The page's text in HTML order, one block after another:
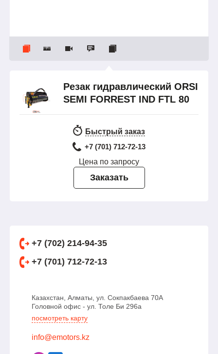
Резак гидравлический ORSI
SEMI FORREST IND FTL 80
Быстрый заказ
+7 (701) 712-72-13
Цена по запросу
Заказать
+7 (702) 214-94-35
+7 (701) 712-72-13
Казахстан, Алматы, ул. Сокпакбаева 70А
Головной офис - ул. Толе Би 296а
посмотреть карту
info@emotors.kz